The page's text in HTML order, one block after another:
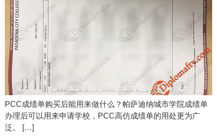
PCC成绩单购买后能用来做什么？帕萨迪纳城市学院成绩单
办理后可以用来申请学校，PCC高仿成绩单的用处更为广
泛。 […]